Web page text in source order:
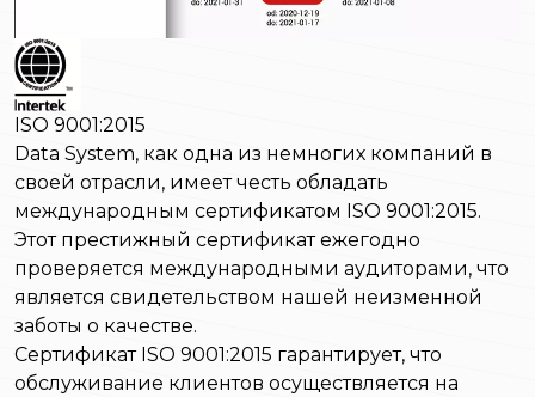
ISO 9001:2015
Data System, как одна из немногих компаний в
своей отрасли, имеет честь обладать
международным сертификатом ISO 9001:2015.
Этот престижный сертификат ежегодно
проверяется международными аудиторами, что
является свидетельством нашей неизменной
заботы о качестве.
Сертификат ISO 9001:2015 гарантирует, что
обслуживание клиентов осуществляется на